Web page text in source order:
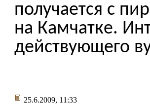
получается с
на Камчатке.
действующего
25.6.2009, 11:33